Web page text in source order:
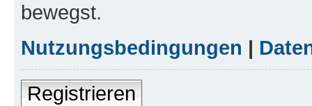
bewegst.
Nutzungsbedingungen |
Registrieren